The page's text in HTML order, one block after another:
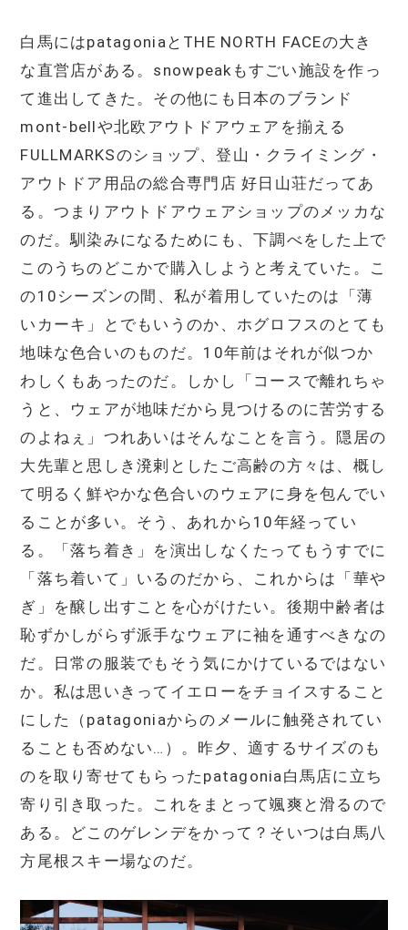
白馬にはpatagoniaとTHE NORTH FACEの大き
な直営店がある。snowpeakもすごい施設を作っ
て進出してきた。その他にも日本のブランド
mont-bellや北欧アウトドアウェアを揃える
FULLMARKSのショップ、登山・クライミング・
アウトドア用品の総合専門店 好日山荘だってあ
る。つまりアウトドアウェアショップのメッカな
のだ。馴染みになるためにも、下調べをした上で
このうちのどこかで購入しようと考えていた。こ
の10シーズンの間、私が着用していたのは「薄
いカーキ」とでもいうのか、ホグロフスのとても
地味な色合いのものだ。10年前はそれが似つか
わしくもあったのだ。しかし「コースで離れちゃ
うと、ウェアが地味だから見つけるのに苦労する
のよねぇ」つれあいはそんなことを言う。隠居の
大先輩と思しき溌剌としたご高齢の方々は、概し
て明るく鮮やかな色合いのウェアに身を包んでい
ることが多い。そう、あれから10年経ってい
る。「落ち着き」を演出しなくたってもうすでに
「落ち着いて」いるのだから、これからは「華や
ぎ」を醸し出すことを心がけたい。後期中齢者は
恥ずかしがらず派手なウェアに袖を通すべきなの
だ。日常の服装でもそう気にかけているではない
か。私は思いきってイエローをチョイスすること
にした（patagoniaからのメールに触発されてい
ることも否めない…）。昨夕、適するサイズのも
のを取り寄せてもらったpatagonia白馬店に立ち
寄り引き取った。これをまとって颯爽と滑るので
ある。どこのゲレンデをかって？そいつは白馬八
方尾根スキー場なのだ。